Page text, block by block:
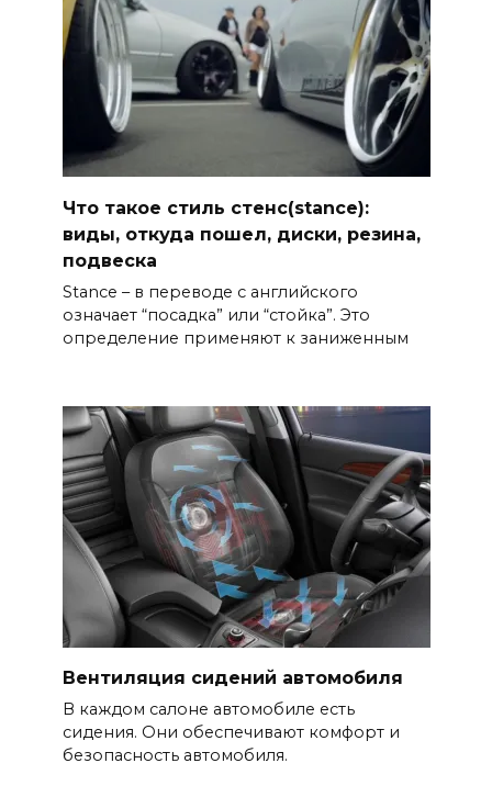
Что такое стиль стенс(stance):
виды, откуда пошел, диски, резина,
подвеска
Stance – в переводе с английского
означает “посадка” или “стойка”. Это
определение применяют к заниженным
Вентиляция сидений автомобиля
В каждом салоне автомобиле есть
сидения. Они обеспечивают комфорт и
безопасность автомобиля.